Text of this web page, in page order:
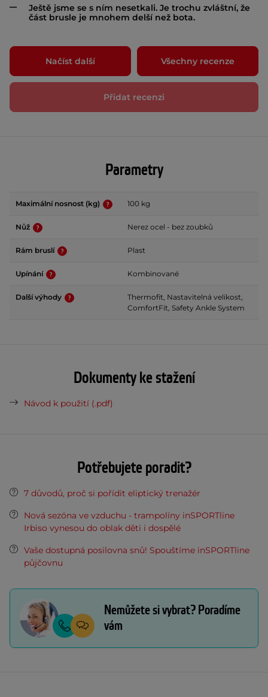
Ještě jsme se s ním nesetkali. Je trochu zvláštní, že
část brusle je mnohem delší než bota.
Načíst další Všechny recenze
Přidat recenzi
Parametry
Maximální nosnost (kg) 100 kg
Nůž Nerez ocel - bez zoubků
Rám bruslí Plast
Upínání Kombinované
Další výhody
Thermofit, Nastavitelná velikost,
ComfortFit, Safety Ankle System
Dokumenty ke stažení
Návod k použití (.pdf)
Potřebujete poradit?
7 důvodů, proč si pořídit eliptický trenažér
Nová sezóna ve vzduchu - trampolíny inSPORTline
Irbiso vynesou do oblak děti i dospělé
Vaše dostupná posilovna snů! Spouštíme inSPORTline
půjčovnu
Nemůžete si vybrat? Poradíme
vám